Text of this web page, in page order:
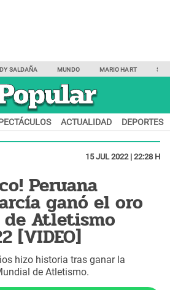
SALDAÑA MUNDO MARIO HART
ACTUALIDAD DEPORTES
15 JUL 2022 | 22:28 H
Peruana
ganó el oro
Atletismo
[VIDEO]
hizo historia tras ganar la
de Atletismo.